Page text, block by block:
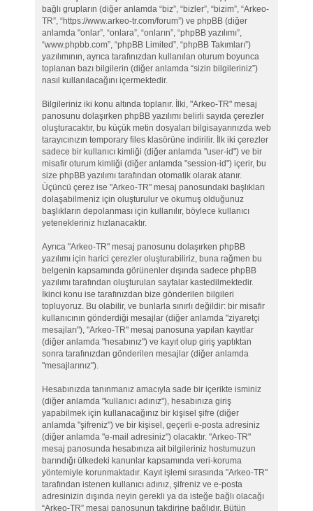
bağlı grupların (diğer anlamda “biz”, “bizler”, “bizim”, “Arkeo-
TR”, “https://www.arkeo-tr.com/forum”) ve phpBB (diğer
anlamda "onlar”, “onlara”, “onların”, “phpBB yazılımı”,
“www.phpbb.com”, “phpBB Limited”, “phpBB Takımları”)
yazılımının, ayrıca tarafınızdan kullanılan oturum boyunca
toplanan bazı bilgilerin (diğer anlamda “sizin bilgileriniz”)
nasıl kullanılacağını içermektedir.
Bilgileriniz iki konu altında toplanır. İlki, "Arkeo-TR" mesaj
panosunu dolaşırken phpBB yazılımı belirli sayıda çerezler
oluşturacaktır, bu küçük metin dosyaları bilgisayarınızda web
tarayıcınızın temporary files klasörüne indirilir. İlk iki çerezler
sadece bir kullanıcı kimliği (diğer anlamda "user-id") ve bir
misafir oturum kimliği (diğer anlamda "session-id") içerir, bu
size phpBB yazılımı tarafından otomatik olarak atanır.
Üçüncü çerez ise "Arkeo-TR" mesaj panosundaki başlıkları
dolaşabilmeniz için oluşturulur ve okumuş olduğunuz
başlıkların depolanması için kullanılır, böylece kullanıcı
yetenekleriniz hızlanacaktır.
Ayrıca "Arkeo-TR" mesaj panosunu dolaşırken phpBB
yazılımı için harici çerezler oluşturabiliriz, buna rağmen bu
belgenin kapsamında görünenler dışında sadece phpBB
yazılımı tarafından oluşturulan sayfalar kastedilmektedir.
İkinci konu ise tarafınızdan bize gönderilen bilgileri
topluyoruz. Bu olabilir, ve bunlarla sınırlı değildir: bir misafir
kullanıcının gönderdiği mesajlar (diğer anlamda "ziyaretçi
mesajları"), "Arkeo-TR" mesaj panosuna yapılan kayıtlar
(diğer anlamda "hesabınız") ve kayıt olup giriş yaptıktan
sonra tarafınızdan gönderilen mesajlar (diğer anlamda
"mesajlarınız").
Hesabınızda tanınmanız amacıyla sade bir içerikte isminiz
(diğer anlamda "kullanıcı adınız"), hesabınıza giriş
yapabilmek için kullanacağınız bir kişisel şifre (diğer
anlamda "şifreniz") ve bir kişisel, geçerli e-posta adresiniz
(diğer anlamda "e-mail adresiniz") olacaktır. "Arkeo-TR"
mesaj panosunda hesabınıza ait bilgileriniz hostumuzun
barındığı ülkedeki kanunlar kapsamında veri-koruma
yöntemiyle korunmaktadır. Kayıt işlemi sırasında "Arkeo-TR"
tarafından istenen kullanıcı adınız, şifreniz ve e-posta
adresinizin dışında neyin gerekli ya da isteğe bağlı olacağı
“Arkeo-TR” mesaj panosunun takdirine bağlıdır. Bütün